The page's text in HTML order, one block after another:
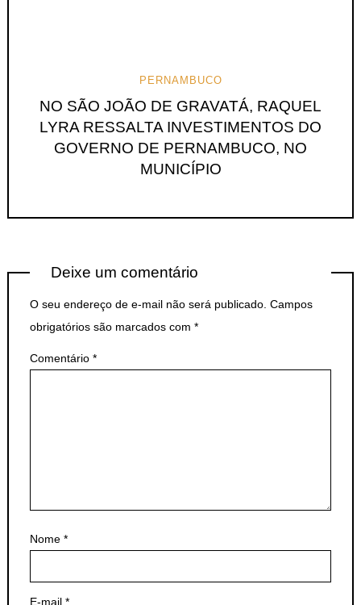
PERNAMBUCO
NO SÃO JOÃO DE GRAVATÁ, RAQUEL
LYRA RESSALTA INVESTIMENTOS DO
GOVERNO DE PERNAMBUCO, NO
MUNICÍPIO
Deixe um comentário
O seu endereço de e-mail não será publicado. Campos
obrigatórios são marcados com *
Comentário *
Nome *
E-mail *